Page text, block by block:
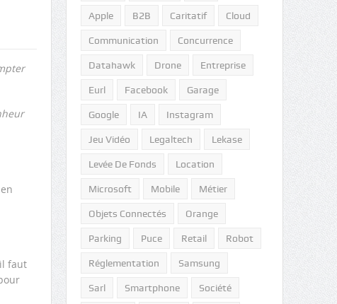
faut
Apple B2B Caritatif Cloud
Communication Concurrence
Datahawk Drone Entreprise
Eurl Facebook Garage
Google IA Instagram
Jeu Vidéo Legaltech Lekase
Levée De Fonds Location
Microsoft Mobile Métier
Objets Connectés Orange
Parking Puce Retail Robot
Réglementation Samsung
Sarl Smartphone Société